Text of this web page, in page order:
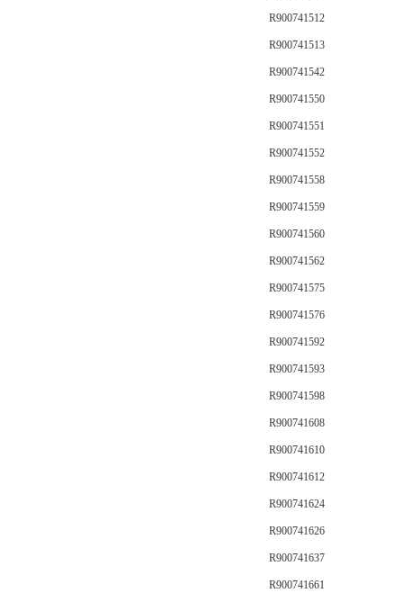
R900741512
R900741513
R900741542
R900741550
R900741551
R900741552
R900741558
R900741559
R900741560
R900741562
R900741575
R900741576
R900741592
R900741593
R900741598
R900741608
R900741610
R900741612
R900741624
R900741626
R900741637
R900741661